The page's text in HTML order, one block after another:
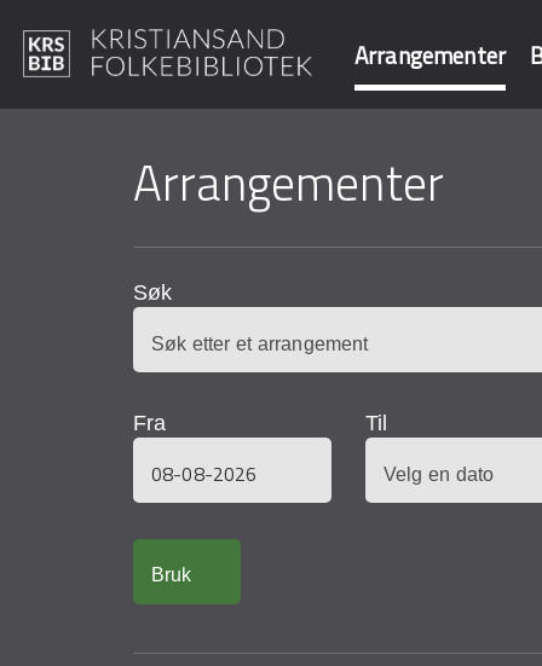
Arrangementer
Søk i våre
Arrangementer
Søk
Fra
Til